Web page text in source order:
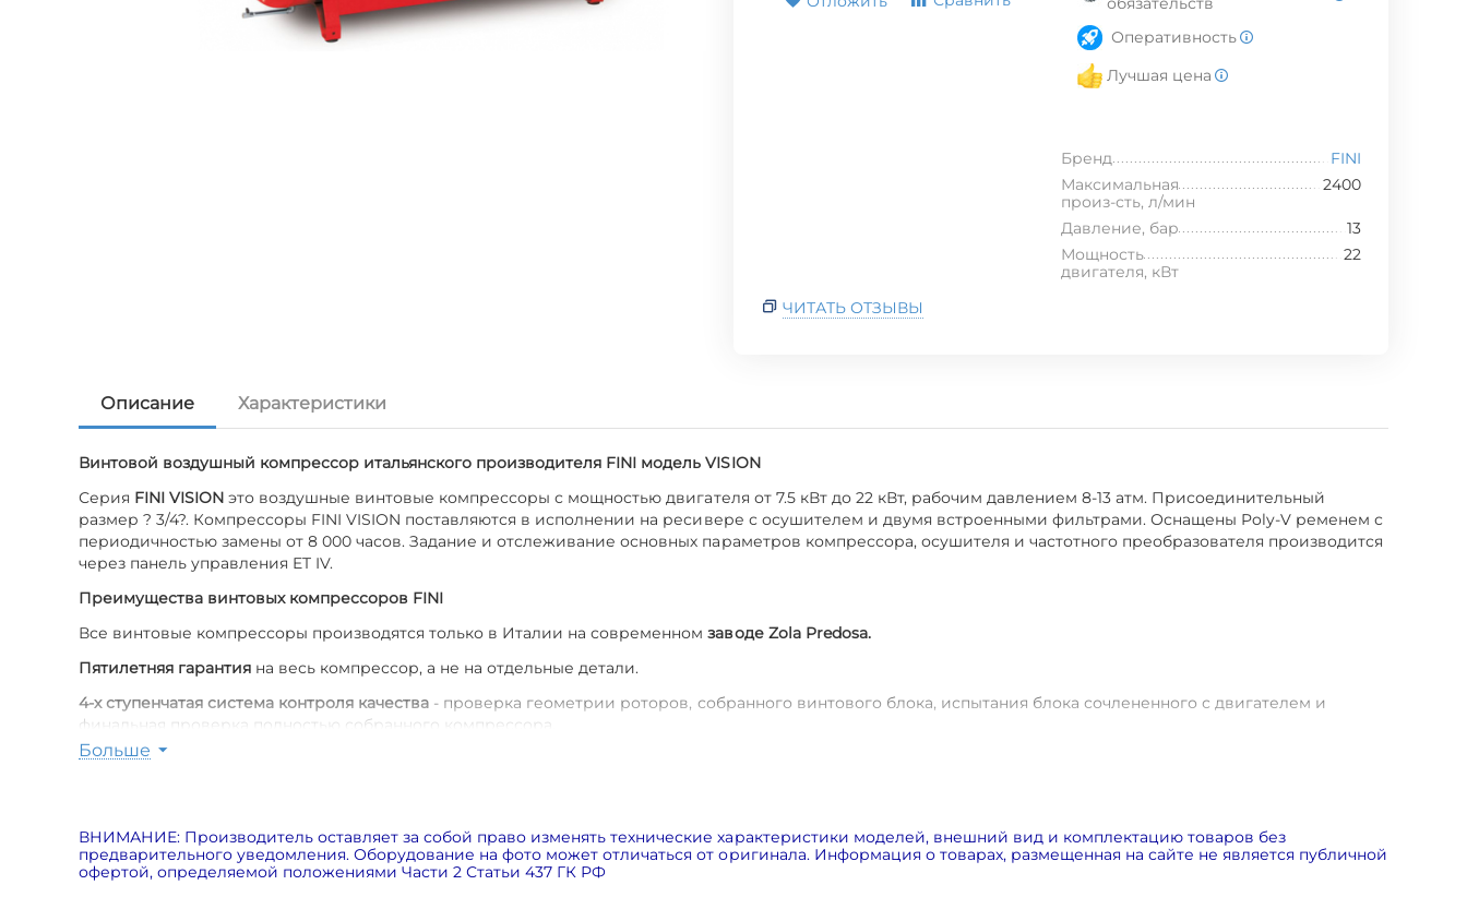
Оперативность
Лучшая цена
Бренд
FINI
Максимальная
произ-сть, л/мин
2400
Давление, бар
13
Мощность
двигателя, кВт
22
ЧИТАТЬ ОТЗЫВЫ
Описание Характеристики
Винтовой воздушный компрессор итальянского производителя FINI модель VISION
Серия FINI VISIONэто воздушные винтовые компрессоры с мощностью двигателя от 7.5 кВт до 22 кВт, рабочим давлением 8-13 атм. Присоединительный
размер ? 3/4?. Компрессоры FINI VISION поставляются в исполнении на ресивере с осушителем и двумя встроенными фильтрами. Оснащены Poly-V ременем с
периодичностью замены от 8 000 часов. Задание и отслеживание основных параметров компрессора, осушителя и частотного преобразователя производится
через панель управления ET IV.
Преимущества винтовых компрессоров FINI
Все винтовые компрессоры производятся только в Италии на современномзаводе Zola Predosa.
Пятилетняя гарантия на весь компрессор, а не на отдельные детали.
4-х ступенчатая система контроля качества - проверка геометрии роторов, собранного винтового блока, испытания блока сочлененного с двигателем и
финальная проверка полностью собранного компрессора.
Poly-V ремень с периодичностью замены от 6 000 часов.
Пониженный уровень шума (меньше на 7дБ по сравнению с аналогами). Это достигается за счет применения центробежного малошумного и надежного
вентилятора, специальных шумозащитных панелей внутри компрессора и установке электродвигателя и винтового блока на виброопорах.
Экономия электричества на 5%
Больше
ВНИМАНИЕ: Производитель оставляет за собой право изменять технические характеристики моделей, внешний вид и комплектацию товаров без
предварительного уведомления. Оборудование на фото может отличаться от оригинала. Информация о товарах, размещенная на сайте не является публичной
офертой, определяемой положениями Части 2 Статьи 437 ГК РФ